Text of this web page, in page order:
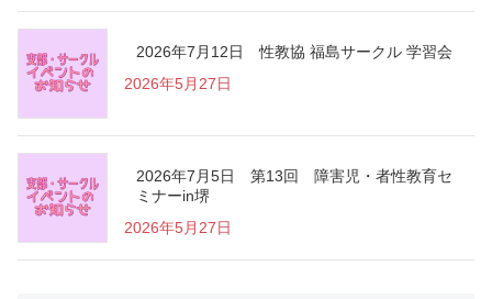
2026年7月12日 性教協 福島サークル 学習会
2026年5月27日
2026年7月5日 第13回 障害児・者性教育セ
ミナーin堺
2026年5月27日